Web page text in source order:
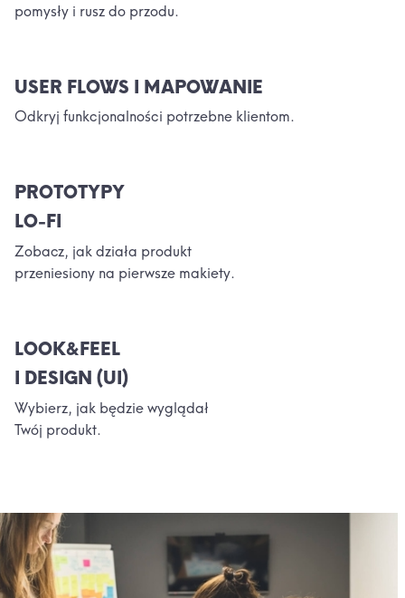
pomysły i rusz do przodu.
USER FLOWS I MAPOWANIE
Odkryj funkcjonalności potrzebne klientom.
PROTOTYPY
LO-FI
Zobacz, jak działa produkt
przeniesiony na pierwsze makiety.
LOOK&FEEL
I DESIGN (UI)
Wybierz, jak będzie wyglądał
Twój produkt.